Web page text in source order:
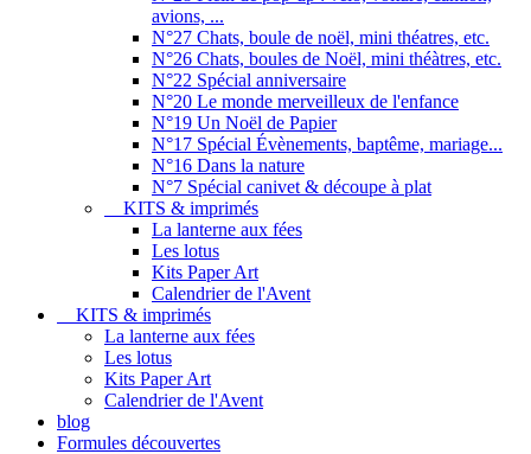
avions, ...
N°27 Chats, boule de noël, mini théatres, etc.
N°26 Chats, boules de Noël, mini théàtres, etc.
N°22 Spécial anniversaire
N°20 Le monde merveilleux de l'enfance
N°19 Un Noël de Papier
N°17 Spécial Évènements, baptême, mariage...
N°16 Dans la nature
N°7 Spécial canivet & découpe à plat
KITS & imprimés
La lanterne aux fées
Les lotus
Kits Paper Art
Calendrier de l'Avent
KITS & imprimés
La lanterne aux fées
Les lotus
Kits Paper Art
Calendrier de l'Avent
blog
Formules découvertes